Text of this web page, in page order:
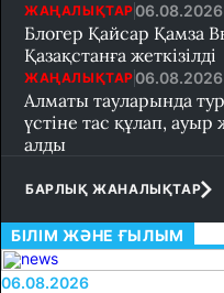
ЖАҢАЛЫҚТАР 06.08.2026
Блогер Қайсар Қамза
Қазақстанға жеткізілді
ЖАҢАЛЫҚТАР 06.08.2026
Алматы тауларында
үстіне тас құлап, ауыр
алды
БАРЛЫҚ ЖАНАЛЫҚТАР
БІЛІМ ЖӘНЕ ҒЫЛЫМ
06.08.2026